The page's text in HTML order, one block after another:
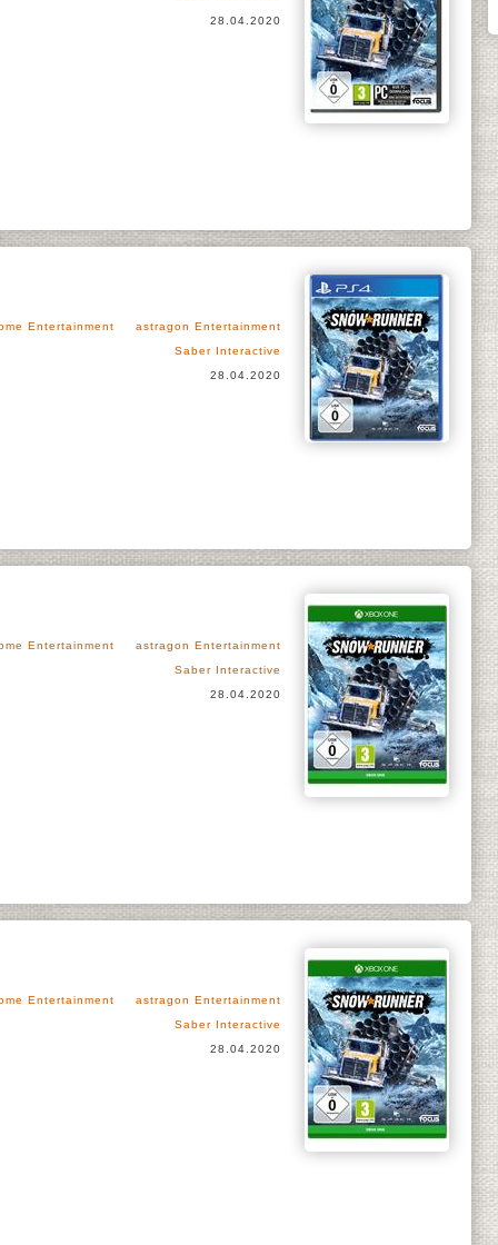
28.04.2020
Entertainment
astragon Entertainment
Saber Interactive
28.04.2020
Entertainment
astragon Entertainment
Saber Interactive
28.04.2020
Entertainment
astragon Entertainment
Saber Interactive
28.04.2020